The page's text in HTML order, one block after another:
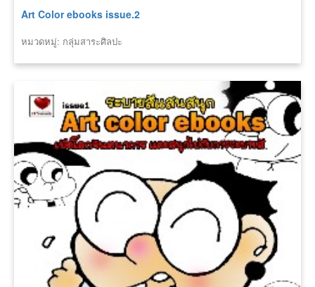
Art Color ebooks issue.2
หมวดหมู่: กลุ่มสาระศิลปะ